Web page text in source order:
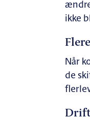
ikke
Når
de